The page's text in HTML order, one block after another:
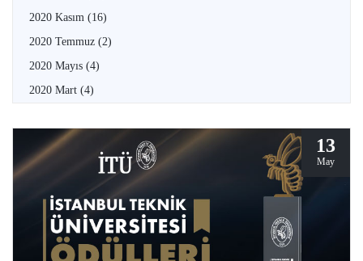
2020 Kasım (16)
2020 Temmuz (2)
2020 Mayıs (4)
2020 Mart (4)
13
May